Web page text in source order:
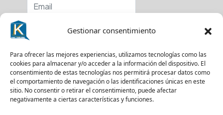
Gestionar consentimiento
Para ofrecer las mejores experiencias, utilizamos tecnologías como las
cookies para almacenar y/o acceder a la información del dispositivo. El
consentimiento de estas tecnologías nos permitirá procesar datos como
el comportamiento de navegación o las identificaciones únicas en este
sitio. No consentir o retirar el consentimiento, puede afectar
negativamente a ciertas características y funciones.
En que zona buscas?
Suscríbase a nuestro boletín para recibir
actualizaciones.